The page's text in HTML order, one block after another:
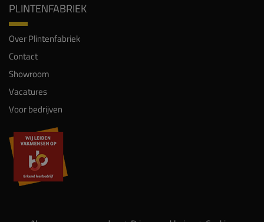
PLINTENFABRIEK
Over Plintenfabriek
Contact
Showroom
Vacatures
Voor bedrijven